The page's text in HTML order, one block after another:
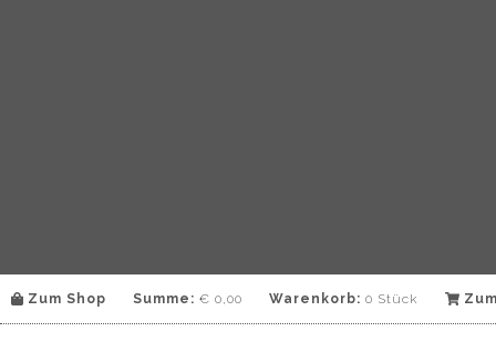
Zum Shop Summe: € 0,00 Warenkorb: 0 Stück